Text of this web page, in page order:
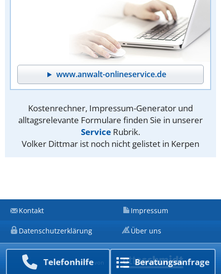
www.anwalt-onlineservice.de
Kostenrechner, Impressum-Generator und
alltagsrelevante Formulare finden Sie in unserer
Service Rubrik.
Volker Dittmar ist noch nicht gelistet in Kerpen
Telefon­hilfe Beratungs­anfrage
Kontakt Impressum
Datenschutzerklärung Über uns
Ein Unternehmen von